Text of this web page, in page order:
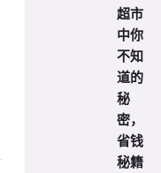
超市
中你
不知
道的
秘
密，
省钱
秘籍